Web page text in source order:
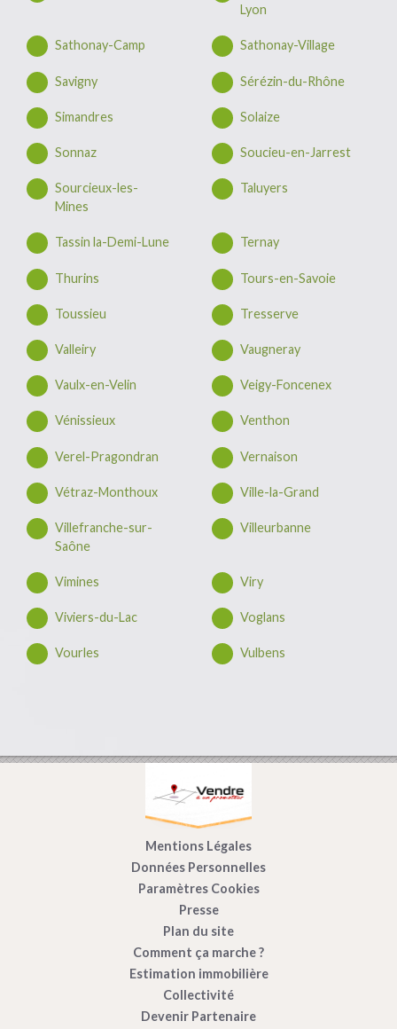
Lyon
Sathonay-Camp Sathonay-Village
Savigny Sérézin-du-Rhône
Simandres Solaize
Sonnaz Soucieu-en-Jarrest
Sourcieux-les-
Mines
Taluyers
Tassin la-Demi-Lune Ternay
Thurins Tours-en-Savoie
Toussieu Tresserve
Valleiry Vaugneray
Vaulx-en-Velin Veigy-Foncenex
Vénissieux Venthon
Verel-Pragondran Vernaison
Vétraz-Monthoux Ville-la-Grand
Villefranche-sur-
Saône
Villeurbanne
Vimines Viry
Viviers-du-Lac Voglans
Vourles Vulbens
Mentions Légales
Données Personnelles
Paramètres Cookies
Presse
Plan du site
Comment ça marche ?
Estimation immobilière
Collectivité
Devenir Partenaire